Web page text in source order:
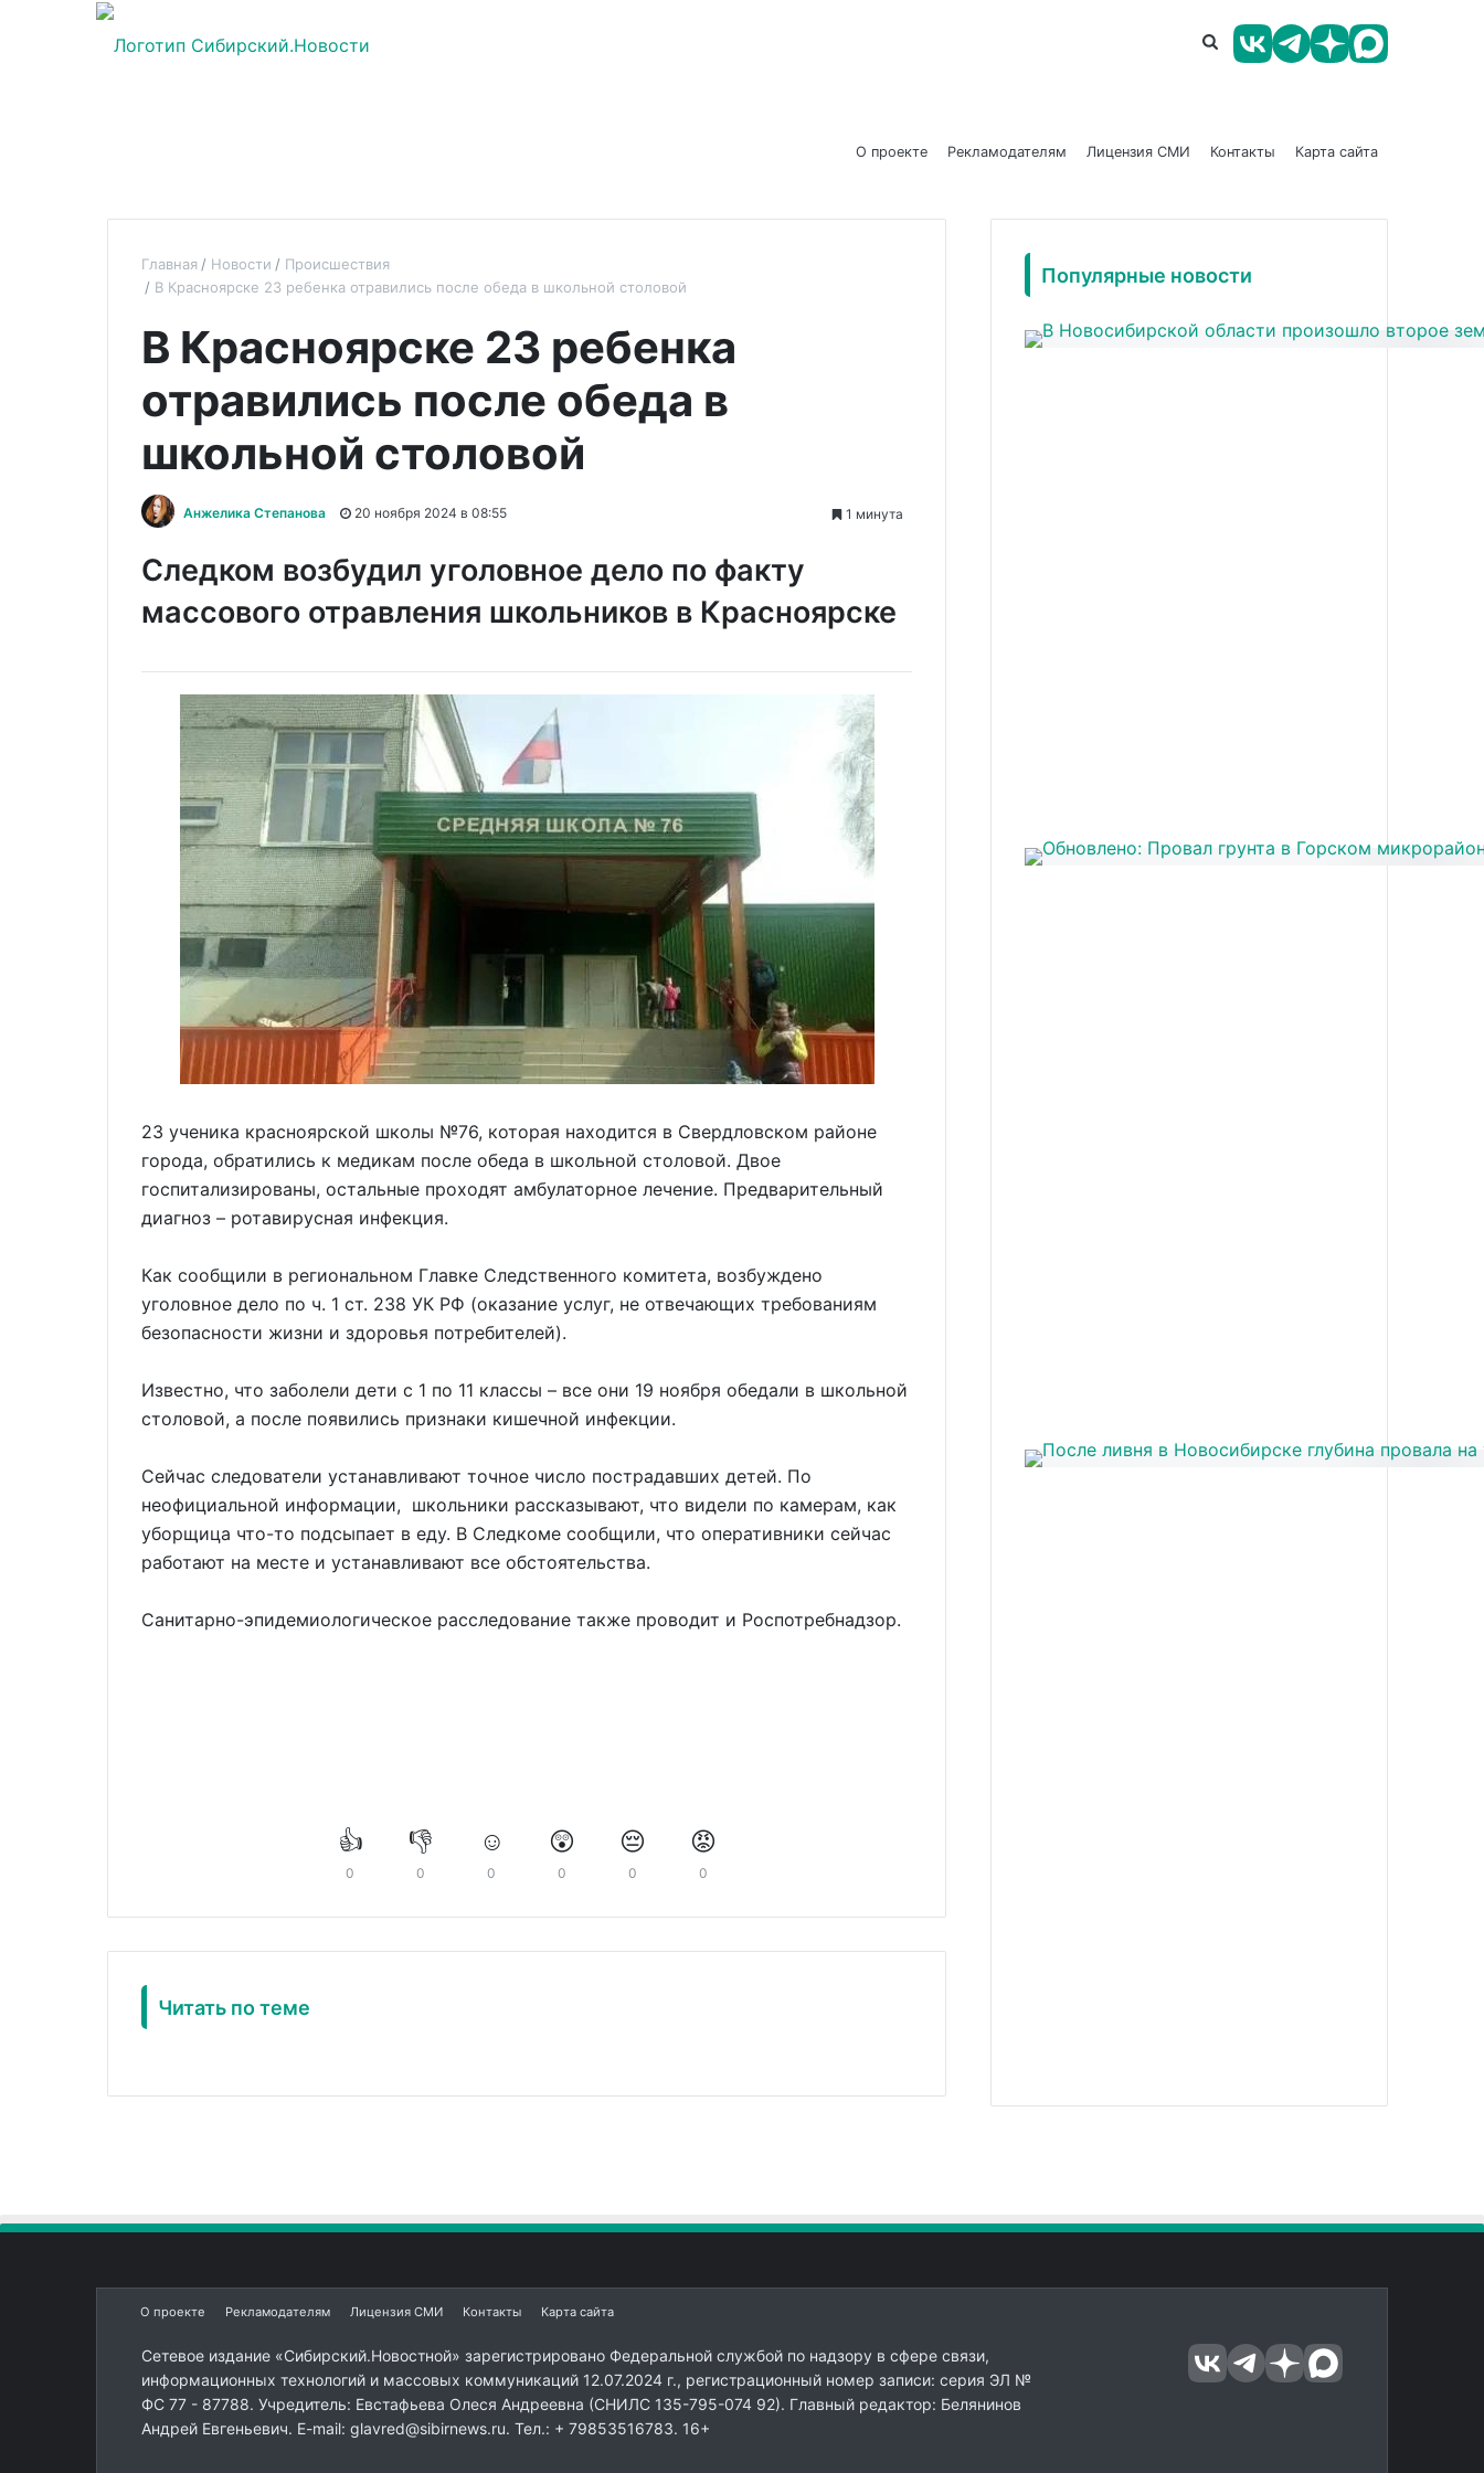
О проекте Рекламодателям Лицензия СМИ Контакты Карта сайта
Главная Новости
Происшествия
В Красноярске 23 ребенка отравились после обеда в школьной столовой
В Красноярске 23 ребенка
отравились после обеда в
школьной столовой
Анжелика Степанова 20 ноября 2024 в 08:55 1 минута
Следком возбудил уголовное дело по факту
массового отравления школьников в Красноярске
23 ученика красноярской школы №76, которая находится в Свердловском районе
города, обратились к медикам после обеда в школьной столовой. Двое
госпитализированы, остальные проходят амбулаторное лечение. Предварительный
диагноз – ротавирусная инфекция.
Как сообщили в региональном Главке Следственного комитета, возбуждено
уголовное дело по ч. 1 ст. 238 УК РФ (оказание услуг, не отвечающих требованиям
безопасности жизни и здоровья потребителей).
Известно, что заболели дети с 1 по 11 классы – все они 19 ноября обедали в школьной
столовой, а после появились признаки кишечной инфекции.
Сейчас следователи устанавливают точное число пострадавших детей. По
неофициальной информации, школьники рассказывают, что видели по камерам, как
уборщица что-то подсыпает в еду. В Следкоме сообщили, что оперативники сейчас
работают на месте и устанавливают все обстоятельства.
Санитарно-эпидемиологическое расследование также проводит и Роспотребнадзор.
👍
0
👎
0
☺️
0
😲
0
😔
0
😡
0
Читать по теме
Популярные новости
О проекте Рекламодателям Лицензия СМИ Контакты Карта сайта
Сетевое издание «Сибирский.Новостной» зарегистрировано Федеральной службой по надзору в сфере связи,
информационных технологий и массовых коммуникаций 12.07.2024 г., регистрационный номер записи: серия ЭЛ №
ФС 77 - 87788. Учредитель: Евстафьева Олеся Андреевна (СНИЛС 135-795-074 92). Главный редактор: Белянинов
Андрей Евгеньевич. E-mail: glavred@sibirnews.ru. Тел.: + 79853516783. 16+